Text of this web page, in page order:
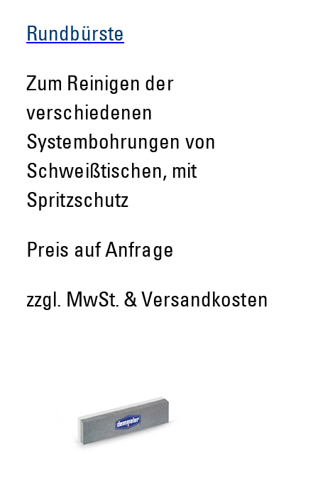
Rundbürste
Zum Reinigen der
verschiedenen
Systembohrungen von
Schweißtischen, mit
Spritzschutz
Preis auf Anfrage
zzgl. MwSt. & Versandkosten